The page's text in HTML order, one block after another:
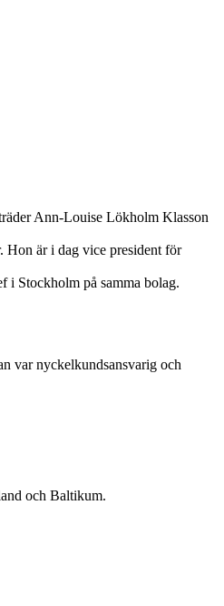
Ann-Louise Lökholm Klasson
Hon är i dag vice president för
i Stockholm på samma bolag.
var nyckelkundsansvarig och
och Baltikum.